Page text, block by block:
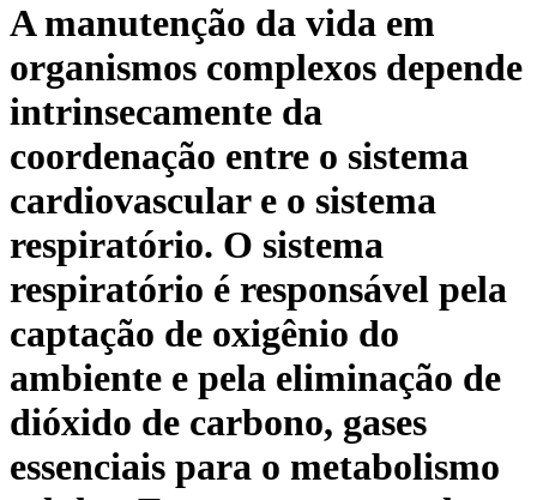
A manutenção da vida em
organismos complexos depende
intrinsecamente da
coordenação entre o sistema
cardiovascular e o sistema
respiratório. O sistema
respiratório é responsável pela
captação de oxigênio do
ambiente e pela eliminação de
dióxido de carbono, gases
essenciais para o metabolismo